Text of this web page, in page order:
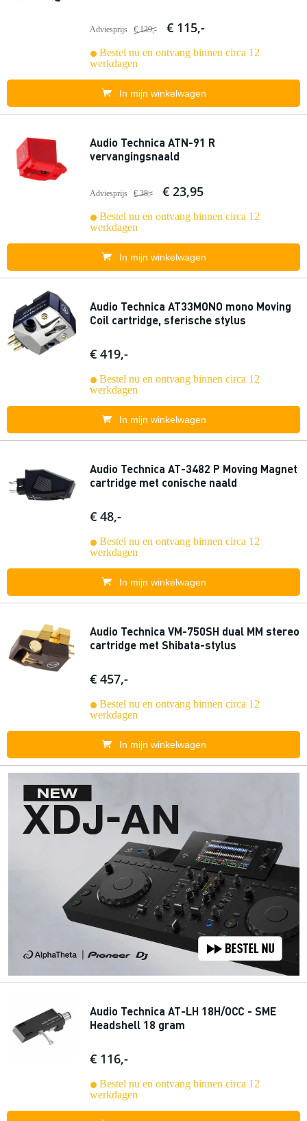
Adviesprijs € 139,- € 115,-
Bestel nu en ontvang binnen circa 12
werkdagen
In mijn winkelwagen
Audio Technica ATN-91 R
vervangingsnaald
Adviesprijs € 38,- € 23,95
Bestel nu en ontvang binnen circa 12
werkdagen
In mijn winkelwagen
Audio Technica AT33MONO mono Moving
Coil cartridge, sferische stylus
€ 419,-
Bestel nu en ontvang binnen circa 12
werkdagen
In mijn winkelwagen
Audio Technica AT-3482 P Moving Magnet
cartridge met conische naald
€ 48,-
Bestel nu en ontvang binnen circa 12
werkdagen
In mijn winkelwagen
Audio Technica VM-750SH dual MM stereo
cartridge met Shibata-stylus
€ 457,-
Bestel nu en ontvang binnen circa 12
werkdagen
In mijn winkelwagen
Audio Technica AT-LH 18H/OCC - SME
Headshell 18 gram
€ 116,-
Bestel nu en ontvang binnen circa 12
werkdagen